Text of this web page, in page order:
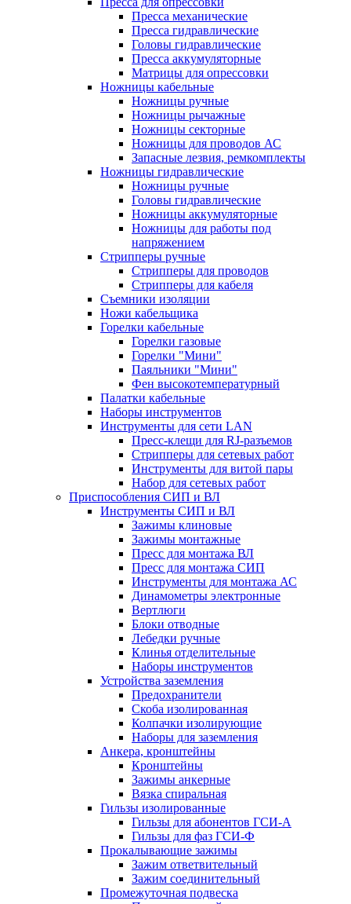
Пресса механические
Пресса гидравлические
Головы гидравлические
Пресса аккумуляторные
Матрицы для опрессовки
Ножницы кабельные
Ножницы ручные
Ножницы рычажные
Ножницы секторные
Ножницы для проводов АС
Запасные лезвия, ремкомплекты
Ножницы гидравлические
Ножницы ручные
Головы гидравлические
Ножницы аккумуляторные
Ножницы для работы под
напряжением
Стрипперы ручные
Стрипперы для проводов
Стрипперы для кабеля
Съемники изоляции
Ножи кабельщика
Горелки кабельные
Горелки газовые
Горелки "Мини"
Паяльники "Мини"
Фен высокотемпературный
Палатки кабельные
Наборы инструментов
Инструменты для сети LAN
Пресс-клещи для RJ-разъемов
Стрипперы для сетевых работ
Инструменты для витой пары
Набор для сетевых работ
Приспособления СИП и ВЛ
Инструменты СИП и ВЛ
Зажимы клиновые
Зажимы монтажные
Пресс для монтажа ВЛ
Пресс для монтажа СИП
Инструменты для монтажа АС
Динамометры электронные
Вертлюги
Блоки отводные
Лебедки ручные
Клинья отделительные
Наборы инструментов
Устройства заземления
Предохранители
Скоба изолированная
Колпачки изолирующие
Наборы для заземления
Анкера, кронштейны
Кронштейны
Зажимы анкерные
Вязка спиральная
Гильзы изолированные
Гильзы для абонентов ГСИ-А
Гильзы для фаз ГСИ-Ф
Прокалывающие зажимы
Зажим ответвительный
Зажим соединительный
Промежуточная подвеска